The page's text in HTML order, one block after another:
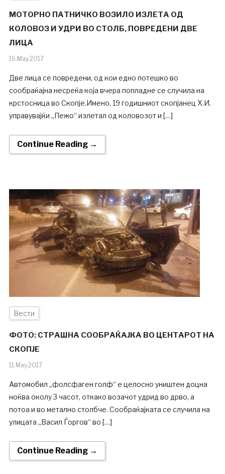
МОТОРНО ПАТНИЧКО ВОЗИЛО ИЗЛЕТА ОД
КОЛОВОЗ И УДРИ ВО СТОЛБ, ПОВРЕДЕНИ ДВЕ
ЛИЦА
16.May.2017
Две лица се повредени, од кои едно потешко во
сообраќајна несреќа која вчера попладне се случила на
крстосница во Скопје.Имено, 19 годишниот скопјанец Х.И.
управувајќи „Пежо“ излетал од коловозот и […]
Continue Reading →
Вести
ФОТО: СТРАШНА СООБРАЌАЈКА ВО ЦЕНТАРОТ НА
СКОПЈЕ
11.May.2017
Автомобил „фолсфаген голф“ е целосно уништен доцна
ноќва околу 3 часот, откако возачот удрид во дрво, а
потоа и во метално столбче. Сообраќајката се случила на
улицата „Васил Ѓоргов“ во […]
Continue Reading →